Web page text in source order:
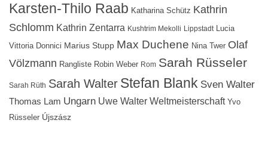
Karsten-Thilo Raab Katharina Schütz Kathrin
Schlomm Kathrin Zentarra Kushtrim Mekolli Lippstadt Lucia
Vittoria Donnici Marius Stupp Max Duchene Nina Twer Olaf
Völzmann Rangliste Robin Weber Rom Sarah Rüsseler
Sarah Rüth Sarah Walter Stefan Blank Sven Walter
Thomas Lam Ungarn Uwe Walter Weltmeisterschaft Yvo
Rüsseler Újszász